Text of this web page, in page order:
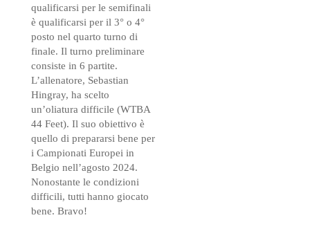
qualificarsi per le semifinali
è qualificarsi per il 3° o 4°
posto nel quarto turno di
finale. Il turno preliminare
consiste in 6 partite.
L’allenatore, Sebastian
Hingray, ha scelto
un’oliatura difficile (WTBA
44 Feet). Il suo obiettivo è
quello di prepararsi bene per
i Campionati Europei in
Belgio nell’agosto 2024.
Nonostante le condizioni
difficili, tutti hanno giocato
bene. Bravo!